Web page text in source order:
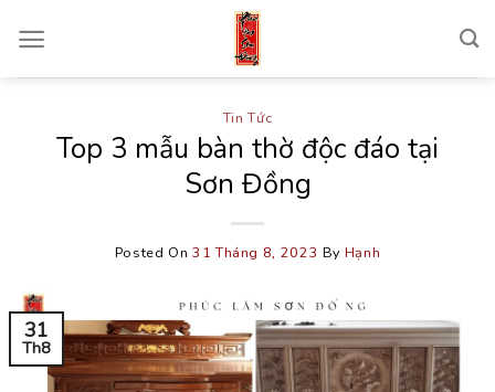
content
Tin Tức
Top 3 mẫu bàn thờ độc đáo tại
Sơn Đồng
Posted On31 Tháng 8, 2023 By Hạnh
31
Th8